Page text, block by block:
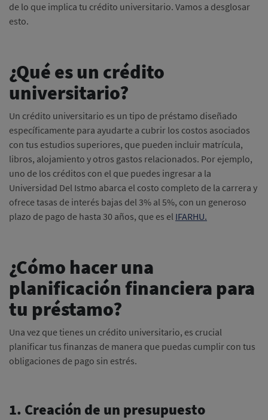
de lo que implica tu crédito universitario. Vamos a desglosar
esto.
¿Qué es un crédito
universitario?
Un crédito universitario es un tipo de préstamo diseñado
específicamente para ayudarte a cubrir los costos asociados
con tus estudios superiores, que pueden incluir matrícula,
libros, alojamiento y otros gastos relacionados. Por ejemplo,
uno de los créditos con el que puedes ingresar a la
Universidad Del Istmo abarca el costo completo de la carrera y
ofrece tasas de interés bajas del 3% al 5%, con un generoso
plazo de pago de hasta 30 años, que es el IFARHU.
¿Cómo hacer una
planificación financiera para
tu préstamo?
Una vez que tienes un crédito universitario, es crucial
planificar tus finanzas de manera que puedas cumplir con tus
obligaciones de pago sin estrés.
1. Creación de un presupuesto